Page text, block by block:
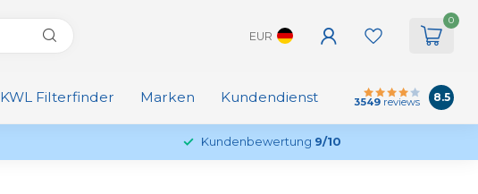
EUR
0
KWL Filterfinder Marken Kundendienst 3549 reviews 8.5
Kundenbewertung 9/10